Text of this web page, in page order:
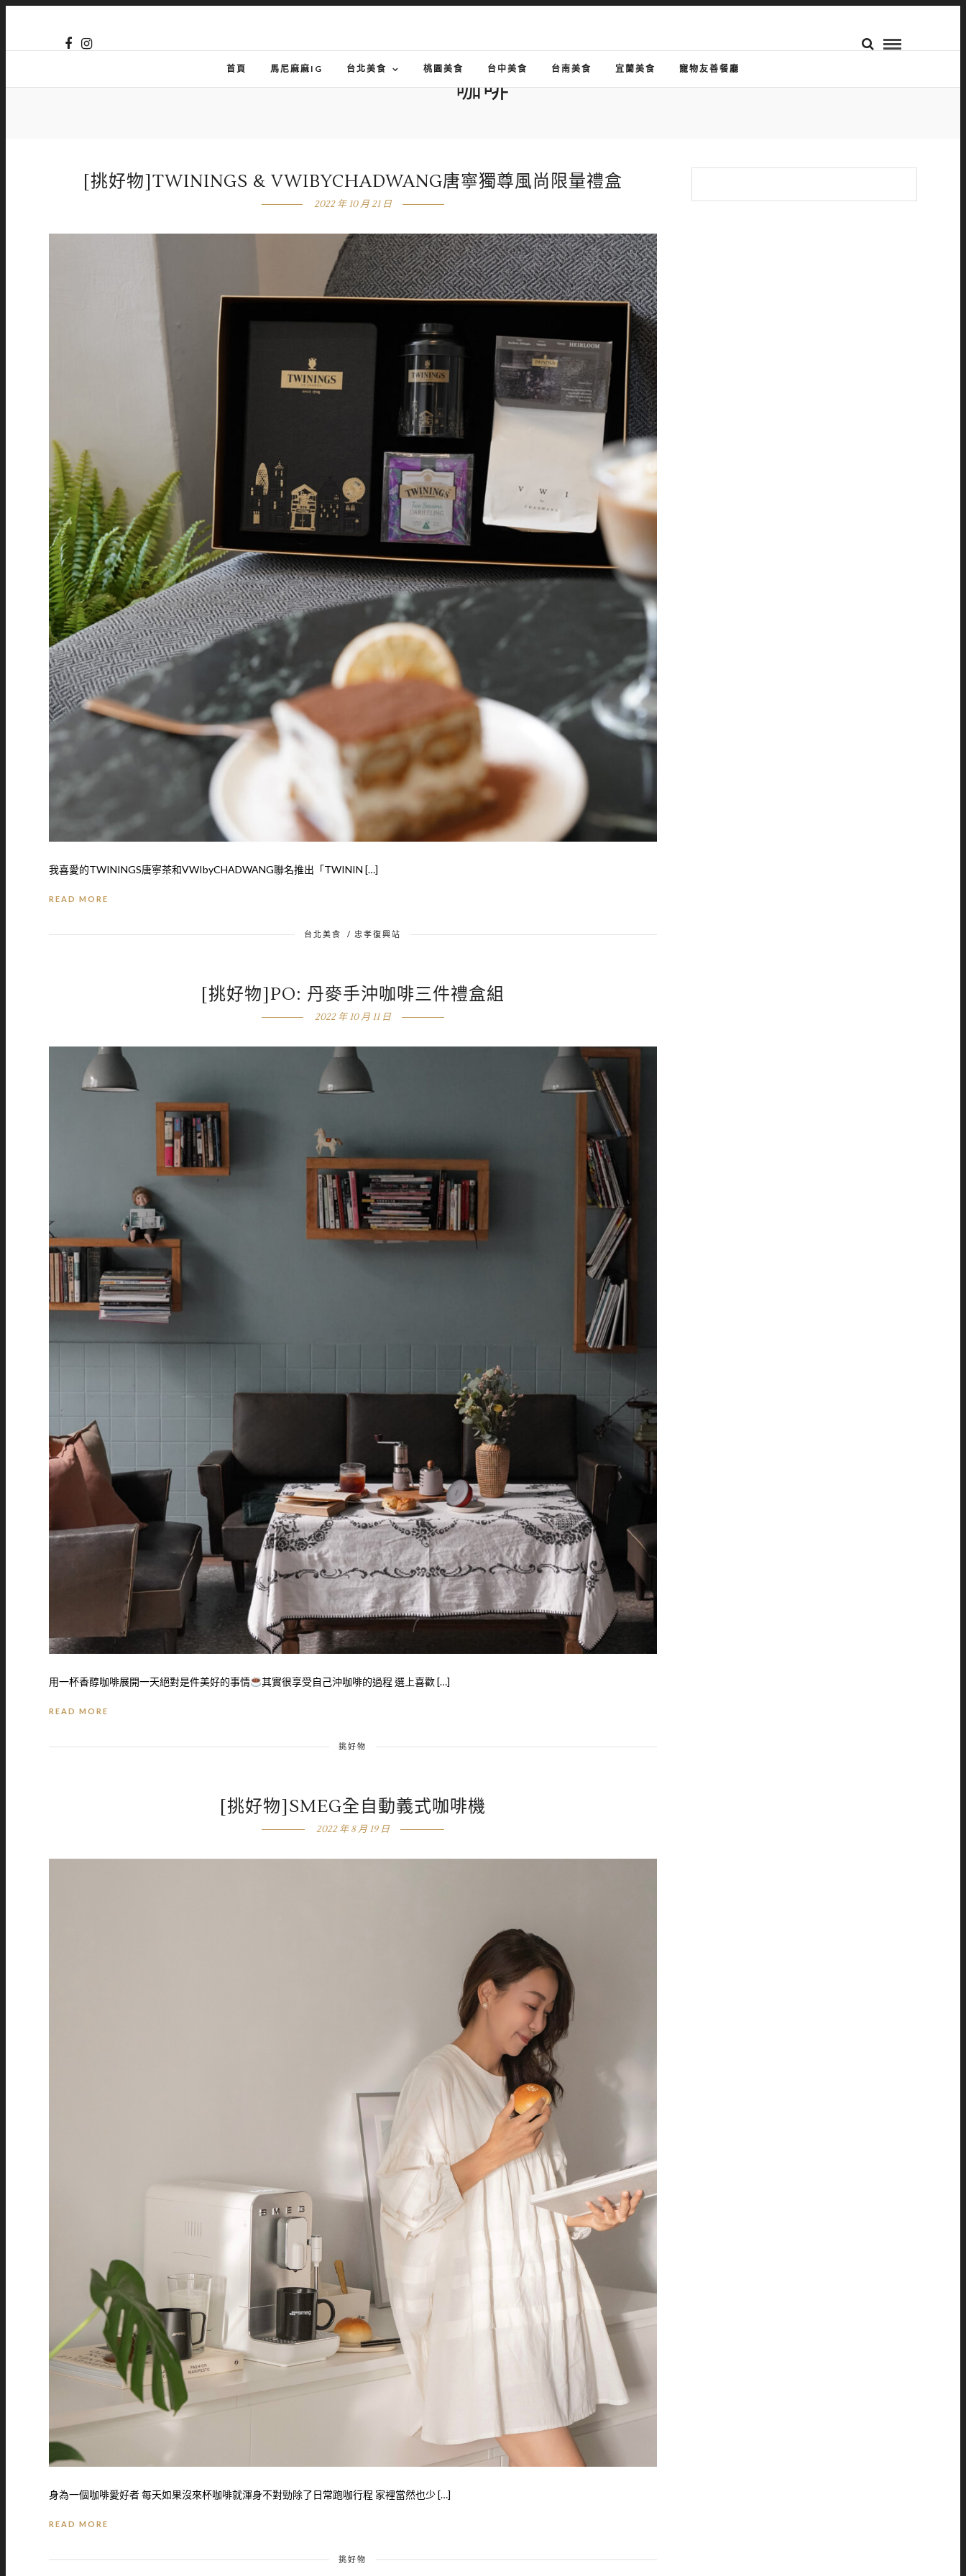
首頁 馬尼麻麻IG 台北美食 桃園美食 台中美食 台南美食 宜蘭美食 寵物友善餐廳
咖啡
[挑好物]TWININGS & VWIBYCHADWANG唐寧獨尊風尚限量禮盒
2022 年 10 月 21 日
我喜愛的TWININGS唐寧茶和VWIbyCHADWANG聯名推出「TWININ […]
READ MORE
台北美食 / 忠孝復興站
[挑好物]PO: 丹麥手沖咖啡三件禮盒組
2022 年 10 月 11 日
用一杯香醇咖啡展開一天絕對是件美好的事情 其實很享受自己沖咖啡的過程 選上喜歡 […]
READ MORE
挑好物
[挑好物]SMEG全自動義式咖啡機
2022 年 8 月 19 日
身為一個咖啡愛好者 每天如果沒來杯咖啡就渾身不對勁除了日常跑咖行程 家裡當然也少 […]
READ MORE
挑好物